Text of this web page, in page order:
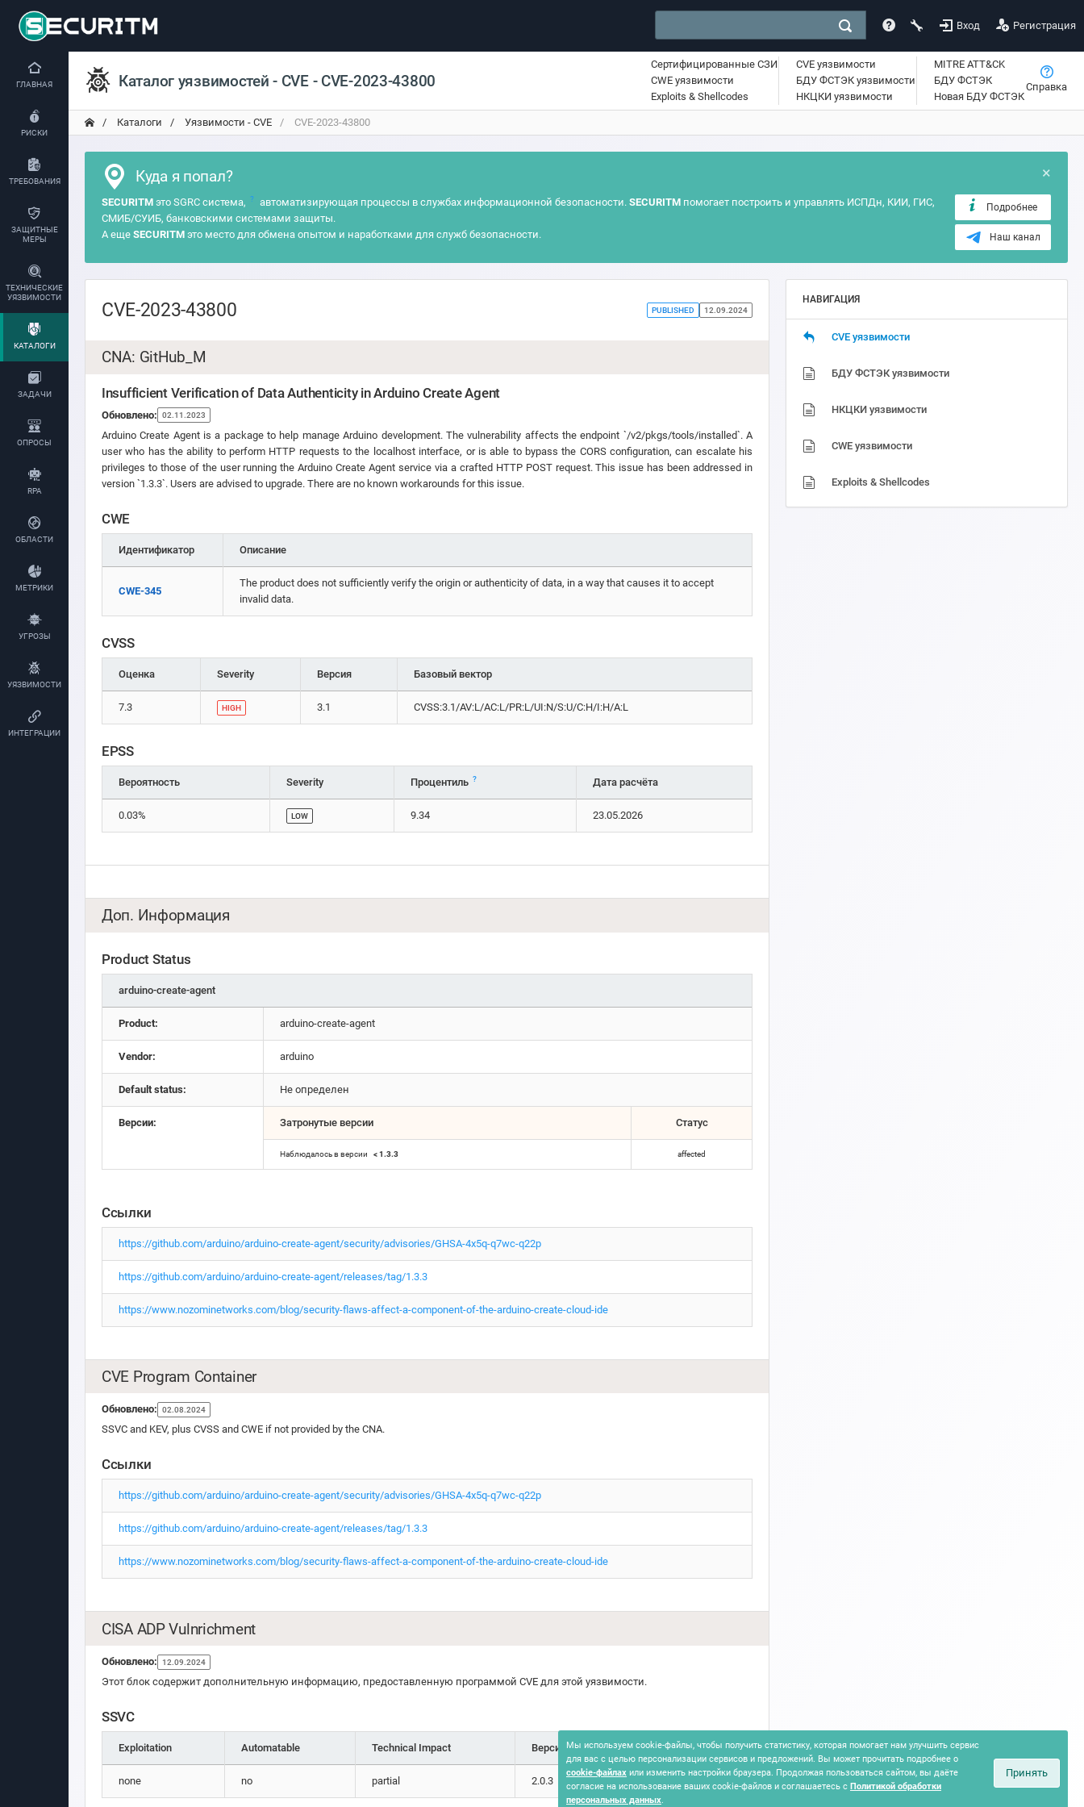
Вход Регистрация
ГЛАВНАЯ
РИСКИ
ТРЕБОВАНИЯ
ЗАЩИТНЫЕ
МЕРЫ
ТЕХНИЧЕСКИЕ
УЯЗВИМОСТИ
КАТАЛОГИ
ЗАДАЧИ
ОПРОСЫ
RPA
ОБЛАСТИ
МЕТРИКИ
УГРОЗЫ
УЯЗВИМОСТИ
ИНТЕГРАЦИИ
Каталог уязвимостей - CVE - CVE-2023-43800
Сертифицированные СЗИ
CWE уязвимости
Exploits & Shellcodes
CVE уязвимости
БДУ ФСТЭК уязвимости
НКЦКИ уязвимости
MITRE ATT&CK
БДУ ФСТЭК
Новая БДУ ФСТЭК
Справка
Каталоги Уязвимости - CVE CVE-2023-43800
×
Куда я попал?
SECURITM это SGRC система, ? автоматизирующая процессы в службах информационной безопасности. SECURITMпомогает построить и управлять ИСПДн, КИИ, ГИС,
СМИБ/СУИБ, банковскими системами защиты.
А еще SECURITM это место для обмена опытом и наработками для служб безопасности.
Подробнее
Наш канал
CVE-2023-43800 PUBLISHED 12.09.2024
CNA: GitHub_M
Insufficient Verification of Data Authenticity in Arduino Create Agent
Обновлено: 02.11.2023
Arduino Create Agent is a package to help manage Arduino development. The vulnerability affects the endpoint `/v2/pkgs/tools/installed`. A
user who has the ability to perform HTTP requests to the localhost interface, or is able to bypass the CORS configuration, can escalate his
privileges to those of the user running the Arduino Create Agent service via a crafted HTTP POST request. This issue has been addressed in
version `1.3.3`. Users are advised to upgrade. There are no known workarounds for this issue.
CWE
Идентификатор Описание
CWE-345
The product does not sufficiently verify the origin or authenticity of data, in a way that causes it to accept
invalid data.
CVSS
Оценка Severity Версия Базовый вектор
7.3 HIGH 3.1 CVSS:3.1/AV:L/AC:L/PR:L/UI:N/S:U/C:H/I:H/A:L
EPSS
Вероятность Severity Процентиль ? Дата расчёта
0.03% LOW 9.34 23.05.2026
Доп. Информация
Product Status
arduino-create-agent
Product: arduino-create-agent
Vendor: arduino
Default status: Не определен
Версии: Затронутые версии Статус
Наблюдалось в версии < 1.3.3 affected
Ссылки
https://github.com/arduino/arduino-create-agent/security/advisories/GHSA-4x5q-q7wc-q22p
https://github.com/arduino/arduino-create-agent/releases/tag/1.3.3
https://www.nozominetworks.com/blog/security-flaws-affect-a-component-of-the-arduino-create-cloud-ide
CVE Program Container
Обновлено: 02.08.2024
SSVC and KEV, plus CVSS and CWE if not provided by the CNA.
Ссылки
https://github.com/arduino/arduino-create-agent/security/advisories/GHSA-4x5q-q7wc-q22p
https://github.com/arduino/arduino-create-agent/releases/tag/1.3.3
https://www.nozominetworks.com/blog/security-flaws-affect-a-component-of-the-arduino-create-cloud-ide
CISA ADP Vulnrichment
Обновлено: 12.09.2024
Этот блок содержит дополнительную информацию, предоставленную программой CVE для этой уязвимости.
SSVC
Exploitation Automatable Technical Impact Версия Дата доступа
none no partial 2.0.3
НАВИГАЦИЯ
CVE уязвимости
БДУ ФСТЭК уязвимости
НКЦКИ уязвимости
CWE уязвимости
Exploits & Shellcodes
Мы используем cookie-файлы, чтобы получить статистику, которая помогает нам улучшить сервис
для вас с целью персонализации сервисов и предложений. Вы может прочитать подробнее о
cookie-файлах или изменить настройки браузера. Продолжая пользоваться сайтом, вы даёте
согласие на использование ваших cookie-файлов и соглашаетесь с Политикой обработки
персональных данных.
Принять